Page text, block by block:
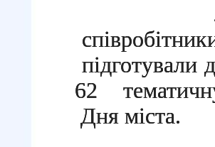
21
підготували
62
Дня міста.